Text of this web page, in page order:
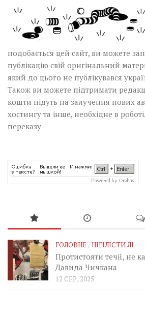
подобається цей сайт, ви можете
публікацію свій оригінальний
який до цього не публікувався
Також ви можете підтримати
кошти підуть на залучення нових
хостингу та інше, необхідне в роботі.
переказу
ГОЛОВНЕ/НІГІЛІСТИ ЛІ
Протистояти течії, не
Давида Чичкана
12 СЕР, 2025